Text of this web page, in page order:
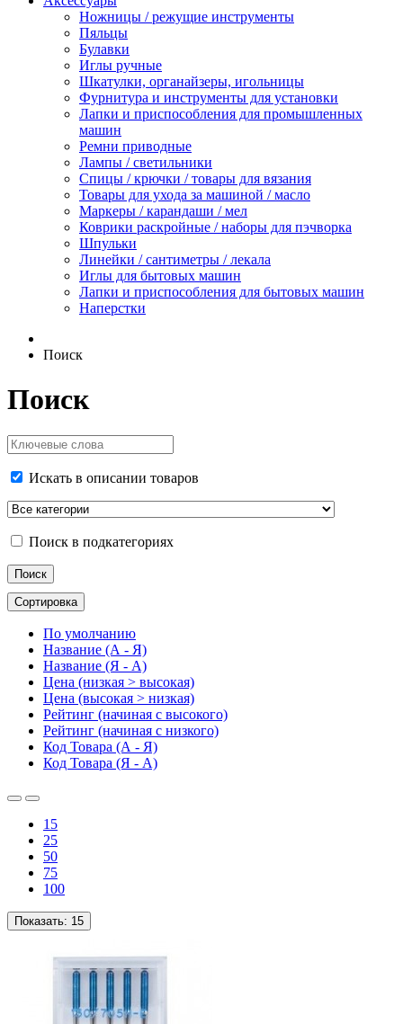
Ножницы / режущие инструменты
Пяльцы
Булавки
Иглы ручные
Шкатулки, органайзеры, игольницы
Фурнитура и инструменты для установки
Лапки и приспособления для промышленных
машин
Ремни приводные
Лампы / светильники
Спицы / крючки / товары для вязания
Товары для ухода за машиной / масло
Маркеры / карандаши / мел
Коврики раскройные / наборы для пэчворка
Шпульки
Линейки / сантиметры / лекала
Иглы для бытовых машин
Лапки и приспособления для бытовых машин
Наперстки
Поиск
Поиск
Искать в описании товаров
Поиск в подкатегориях
Сортировка
По умолчанию
Название (А - Я)
Название (Я - А)
Цена (низкая > высокая)
Цена (высокая > низкая)
Рейтинг (начиная с высокого)
Рейтинг (начиная с низкого)
Код Товара (А - Я)
Код Товара (Я - А)
15
25
50
75
100
Показать: 15